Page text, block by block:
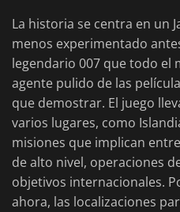
La historia se centra en un
menos experimentado
legendario 007 que todo el
agente pulido de las
que demostrar. El juego
varios lugares, como
misiones que implican
de alto nivel, operaciones
objetivos internacionales.
ahora, las localizaciones